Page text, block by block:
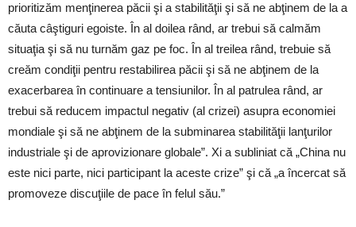
prioritizăm menţinerea păcii şi a stabilităţii şi să ne abţinem de la a
căuta câştiguri egoiste. În al doilea rând, ar trebui să calmăm
situaţia şi să nu turnăm gaz pe foc. În al treilea rând, trebuie să
creăm condiţii pentru restabilirea păcii şi să ne abţinem de la
exacerbarea în continuare a tensiunilor. În al patrulea rând, ar
trebui să reducem impactul negativ (al crizei) asupra economiei
mondiale şi să ne abţinem de la subminarea stabilităţii lanţurilor
industriale şi de aprovizionare globale”. Xi a subliniat că „China nu
este nici parte, nici participant la aceste crize” şi că „a încercat să
promoveze discuţiile de pace în felul său.”